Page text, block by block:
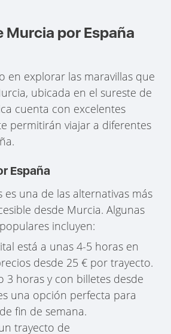
Murcia por España
en explorar las maravillas que
ubicada en el sureste de
cuenta con excelentes
permitirán viajar a diferentes
España
es una de las alternativas más
desde Murcia. Algunas
incluyen:
está a unas 4-5 horas en
desde 25 € por trayecto.
3 horas y con billetes desde
una opción perfecta para
fin de semana.
trayecto de